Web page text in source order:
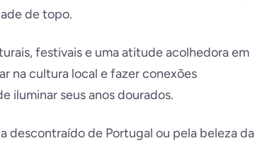
de topo.
festivais e uma atitude acolhedora em
na cultura local e fazer conexões
iluminar seus anos dourados.
descontraído de Portugal ou pela beleza da